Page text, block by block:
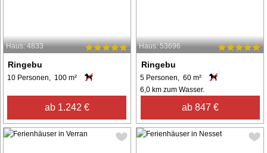
Haus: 4833
Ringebu
10 Personen, 100 m²
ab 1.242 €
Haus: 53696
Ringebu
5 Personen, 60 m²
6,0 km zum Wasser.
ab 847 €